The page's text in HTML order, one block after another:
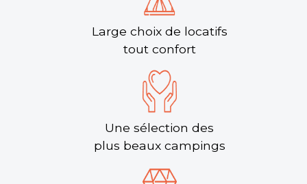
Large choix de locatifs
tout confort
Une sélection des
plus beaux campings